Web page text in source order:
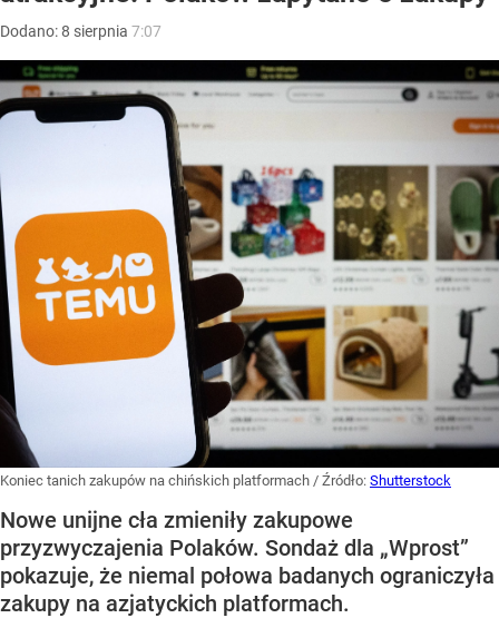
Dodano:8 sierpnia 7:07
Koniec tanich zakupów na chińskich platformach / Źródło: Shutterstock
Nowe unijne cła zmieniły zakupowe
przyzwyczajenia Polaków. Sondaż dla „Wprost”
pokazuje, że niemal połowa badanych ograniczyła
zakupy na azjatyckich platformach.